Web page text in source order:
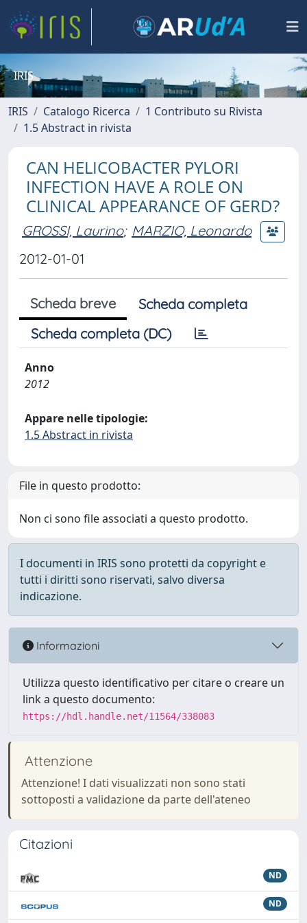
IRIS
IRIS Catalogo Ricerca
1 Contributo su Rivista
1.5 Abstract in rivista
CAN HELICOBACTER PYLORI
INFECTION HAVE A ROLE ON
CLINICAL APPEARANCE OF GERD?
GROSSI, Laurino; MARZIO, Leonardo
2012-01-01
Scheda breve
Scheda completa
Scheda completa (DC)
Anno
2012
Appare nelle tipologie:
1.5 Abstract in rivista
File in questo prodotto:
Non ci sono file associati a questo prodotto.
I documenti in IRIS sono protetti da copyright e
tutti i diritti sono riservati, salvo diversa
indicazione.
Informazioni
Utilizza questo identificativo per citare o creare un
link a questo documento:
https://hdl.handle.net/11564/338083
Attenzione
Attenzione! I dati visualizzati non sono stati
sottoposti a validazione da parte dell'ateneo
Citazioni
ND
ND